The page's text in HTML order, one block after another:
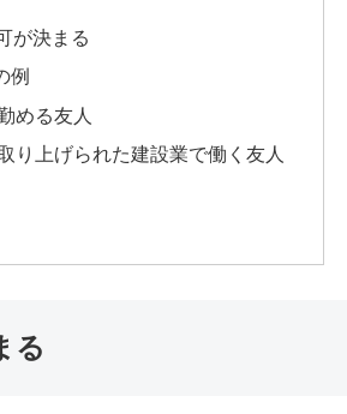
が決まる
例
める友人
り上げられた建設業で働く友人
る